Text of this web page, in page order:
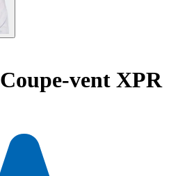
Coupe-vent XPR